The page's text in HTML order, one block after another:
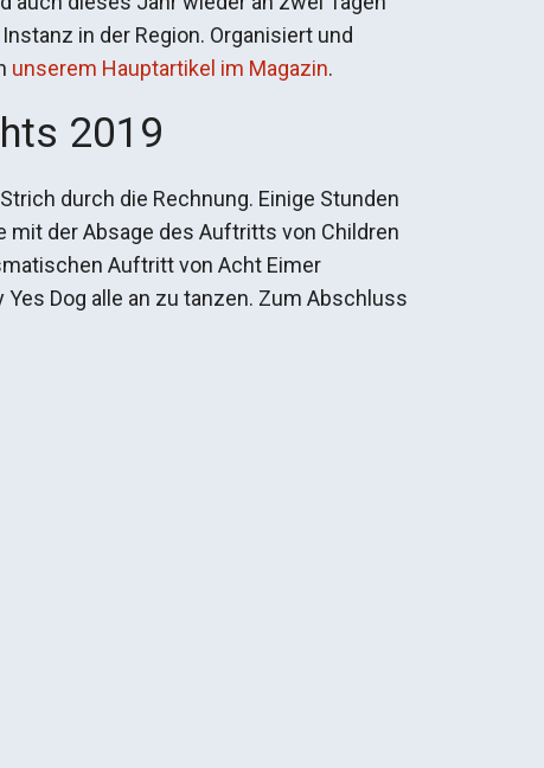
in der Region. Organisiert und
unserem Hauptartikel im Magazin.
2019
durch die Rechnung. Einige Stunden
der Absage des Auftritts von Children
Auftritt von Acht Eimer
Dog alle an zu tanzen. Zum Abschluss